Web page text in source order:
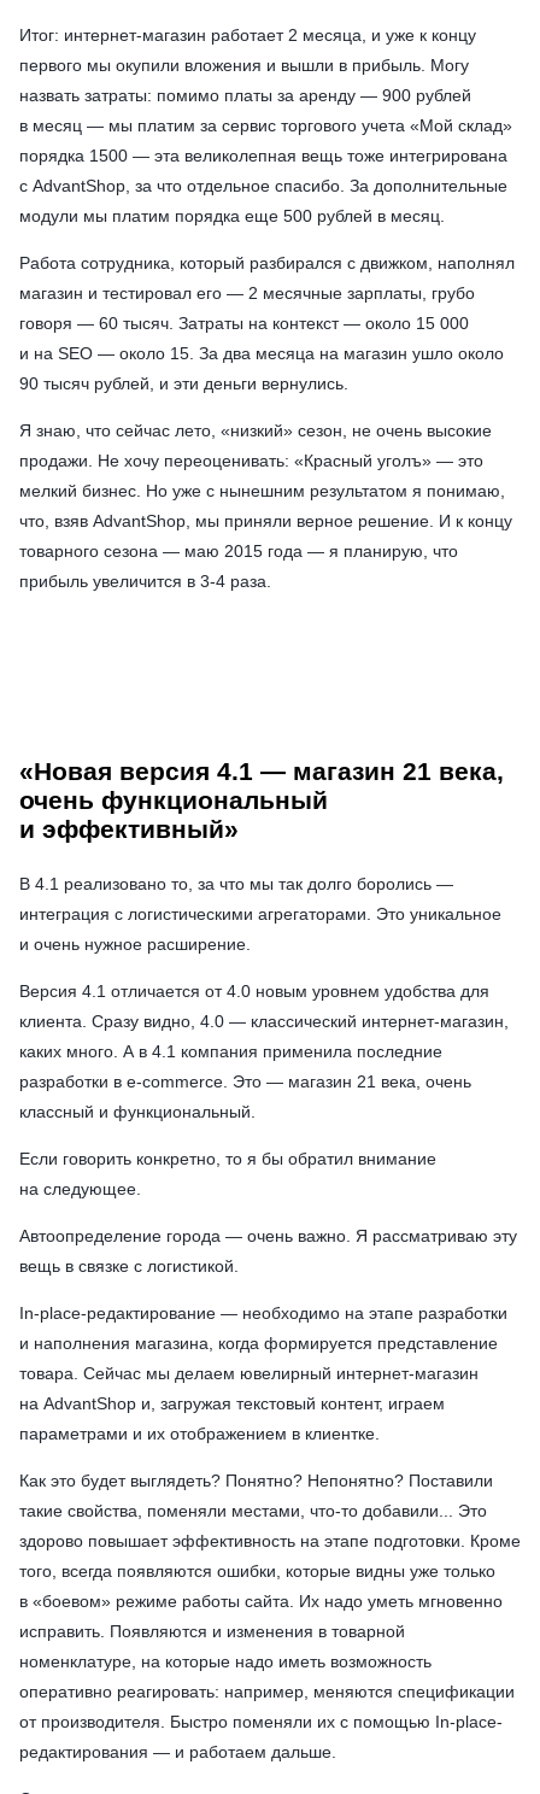
Итог: интернет-магазин работает 2 месяца, и уже к концу
первого мы окупили вложения и вышли в прибыль. Могу
назвать затраты: помимо платы за аренду — 900 рублей
в месяц — мы платим за сервис торгового учета «Мой склад»
порядка 1500 — эта великолепная вещь тоже интегрирована
с AdvantShop, за что отдельное спасибо. За дополнительные
модули мы платим порядка еще 500 рублей в месяц.
Работа сотрудника, который разбирался с движком, наполнял
магазин и тестировал его — 2 месячные зарплаты, грубо
говоря — 60 тысяч. Затраты на контекст — около 15 000
и на SEO — около 15. За два месяца на магазин ушло около
90 тысяч рублей, и эти деньги вернулись.
Я знаю, что сейчас лето, «низкий» сезон, не очень высокие
продажи. Не хочу переоценивать: «Красный уголъ» — это
мелкий бизнес. Но уже с нынешним результатом я понимаю,
что, взяв AdvantShop, мы приняли верное решение. И к концу
товарного сезона — маю 2015 года — я планирую, что
прибыль увеличится в 3-4 раза.
«Новая версия 4.1 — магазин 21 века,
очень функциональный
и эффективный»
В 4.1 реализовано то, за что мы так долго боролись —
интеграция с логистическими агрегаторами. Это уникальное
и очень нужное расширение.
Версия 4.1 отличается от 4.0 новым уровнем удобства для
клиента. Сразу видно, 4.0 — классический интернет-магазин,
каких много. А в 4.1 компания применила последние
разработки в e-commerce. Это — магазин 21 века, очень
классный и функциональный.
Если говорить конкретно, то я бы обратил внимание
на следующее.
Автоопределение города — очень важно. Я рассматриваю эту
вещь в связке с логистикой.
In-place-редактирование — необходимо на этапе разработки
и наполнения магазина, когда формируется представление
товара. Сейчас мы делаем ювелирный интернет-магазин
на AdvantShop и, загружая текстовый контент, играем
параметрами и их отображением в клиентке.
Как это будет выглядеть? Понятно? Непонятно? Поставили
такие свойства, поменяли местами, что-то добавили... Это
здорово повышает эффективность на этапе подготовки. Кроме
того, всегда появляются ошибки, которые видны уже только
в «боевом» режиме работы сайта. Их надо уметь мгновенно
исправить. Появляются и изменения в товарной
номенклатуре, на которые надо иметь возможность
оперативно реагировать: например, меняются спецификации
от производителя. Быстро поменяли их с помощью In-place-
редактирования — и работаем дальше.